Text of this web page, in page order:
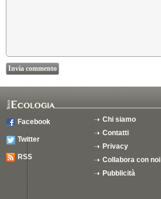
Facebook
Twitter
RSS
Chi siamo
Contatti
Privacy
Collabora con noi
Pubblicità